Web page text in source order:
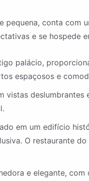
conta com
e se hospede
palácio,
espaçosos e
vistas
em um edifício
O restaurante
e elegante,